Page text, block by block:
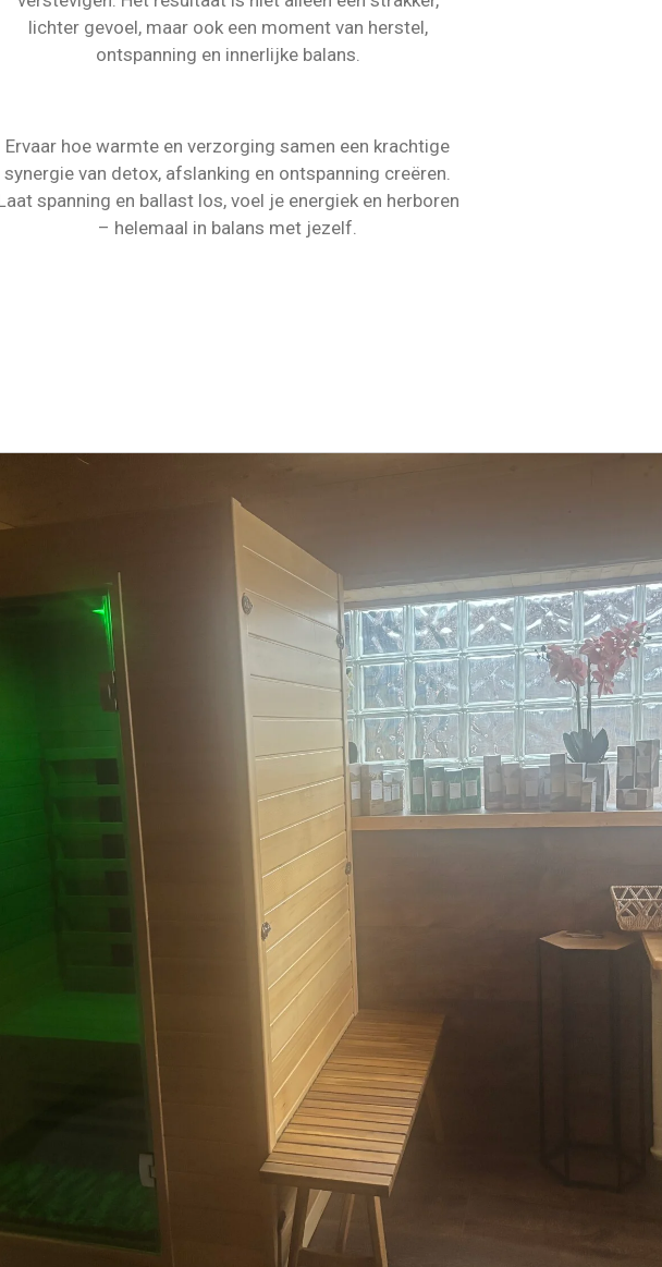
lichter gevoel, maar ook een moment van herstel,
ontspanning en innerlijke balans.
Ervaar hoe warmte en verzorging samen een krachtige
synergie van detox, afslanking en ontspanning creëren.
spanning en ballast los, voel je energiek en herboren
– helemaal in balans met jezelf.